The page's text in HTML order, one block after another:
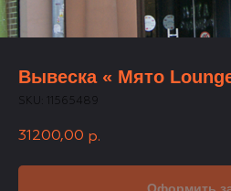
Вывеска « Мято
SKU: 11565489
31200,00 р.